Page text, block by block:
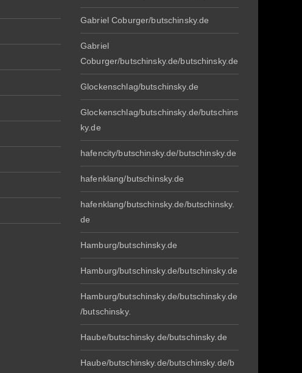
Gabriel Coburger/butschinsky.de
Gabriel
Coburger/butschinsky.de/butschinsky.de
Glockenschlag/butschinsky.de
Glockenschlag/butschinsky.de/butschins
ky.de
hafencity/butschinsky.de/butschinsky.de
hafenklang/butschinsky.de
hafenklang/butschinsky.de/butschinsky.
de
Hamburg/butschinsky.de
Hamburg/butschinsky.de/butschinsky.de
Hamburg/butschinsky.de/butschinsky.de
/butschinsky.
Haube/butschinsky.de/butschinsky.de
Haube/butschinsky.de/butschinsky.de/b